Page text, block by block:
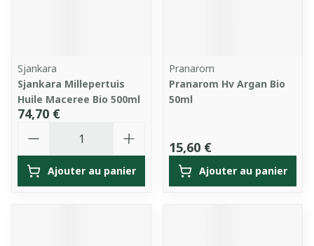
Sjankara
Sjankara Millepertuis
Huile Maceree Bio 500ml
74,70 €
Ajouter au panier
Pranarom
Pranarom Hv Argan Bio
50ml
15,60 €
Ajouter au panier